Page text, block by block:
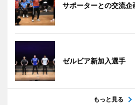
サポーターとの交流企
ゼルビア新加入選手
もっと見る